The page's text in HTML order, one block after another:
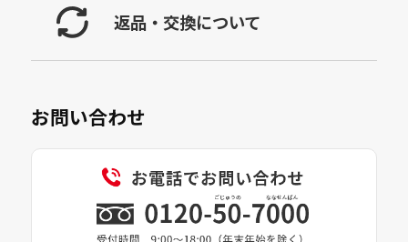
返品・交換について
お問い合わせ